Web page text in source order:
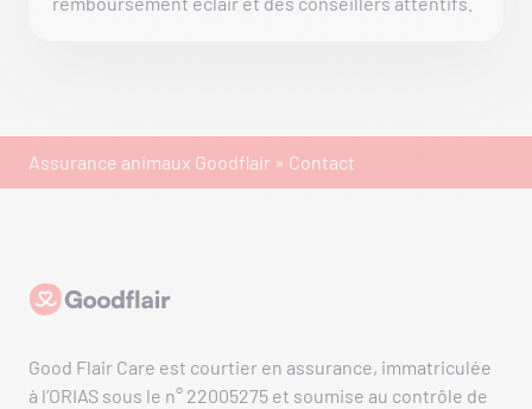
Assurance animaux Goodflair » Contact
Goodflair
Good Flair Care est courtier en assurance, immatriculée
à l’ORIAS sous le n° 22005275 et soumise au contrôle de